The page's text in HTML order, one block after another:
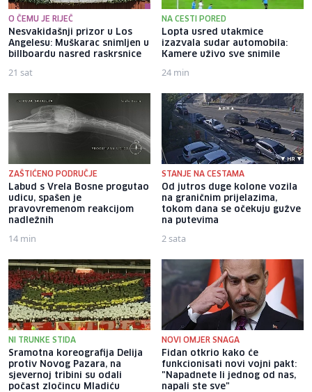
O ČEMU JE RIJEČ
Nesvakidašnji prizor u Los
Angelesu: Muškarac snimljen u
billboardu nasred raskrsnice
21 sat
NA CESTI PORED
Lopta usred utakmice
izazvala sudar automobila:
Kamere uživo sve snimile
24 min
ZAŠTIĆENO PODRUČJE
Labud s Vrela Bosne progutao
udicu, spašen je
pravovremenom reakcijom
nadležnih
14 min
STANJE NA CESTAMA
Od jutros duge kolone vozila
na graničnim prijelazima,
tokom dana se očekuju gužve
na putevima
2 sata
NI TRUNKE STIDA
Sramotna koreografija Delija
protiv Novog Pazara, na
sjevernoj tribini su odali
počast zločincu Mladiću
NOVI OMJER SNAGA
Fidan otkrio kako će
funkcionisati novi vojni pakt:
"Napadnete li jednog od nas,
napali ste sve"